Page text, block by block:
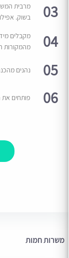
03
מרבית
בשוק.
04
מקבלים
מהמקורות
05 נהנים
06 פותחים
משרות חמות